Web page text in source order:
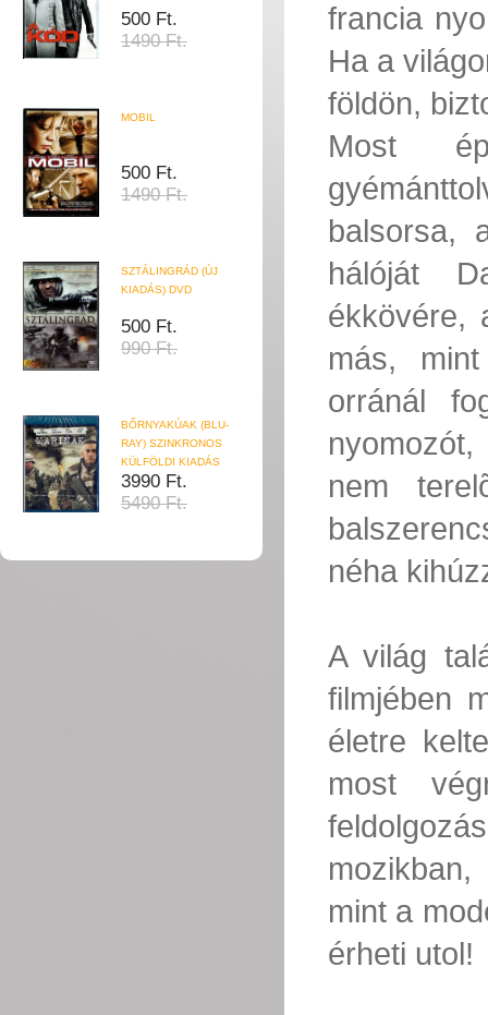
500 Ft.
1490 Ft.
MOBIL
500 Ft.
1490 Ft.
SZTÁLINGRÁD (ÚJ
KIADÁS) DVD
500 Ft.
990 Ft.
BŐRNYAKÚAK (BLU-
RAY) SZINKRONOS
KÜLFÖLDI KIADÁS
3990 Ft.
5490 Ft.
francia
Ha a
földön,
Most
balsorsa,
hálóját
ékkövére,
más,
orránál
nem
néha
A világ
filmjében
életre
most
mint a
érheti utol!